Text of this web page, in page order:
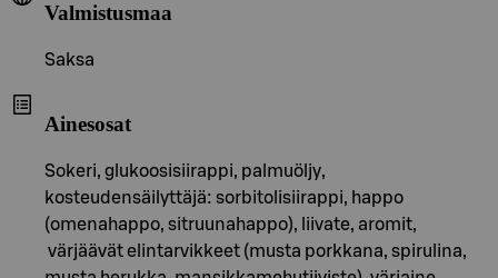
Valmistusmaa
Saksa
Ainesosat
Sokeri, glukoosisiirappi, palmuöljy,
kosteudensäilyttäjä: sorbitolisiirappi, happo
(omenahappo, sitruunahappo), liivate, aromit,
värjäävät elintarvikkeet (musta porkkana, spirulina,